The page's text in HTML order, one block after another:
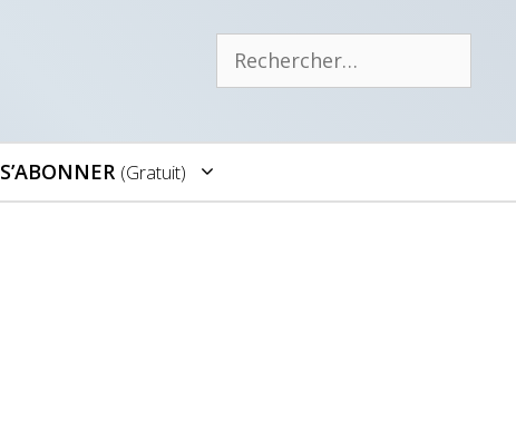
Rechercher :
S’ABONNER (gratuit)